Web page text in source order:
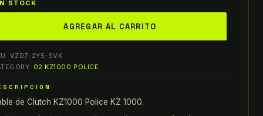
STOCK
AGREGAR AL CARRITO
VZD7-2Y5-SVK
02 KZ1000 POLICE
de Clutch KZ1000 Police KZ 1000.